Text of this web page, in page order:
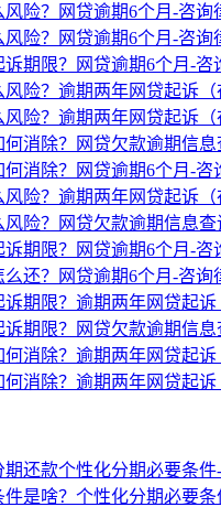
险？网贷逾期6个月-咨询
险？网贷逾期6个月-咨询
期限？网贷逾期6个月-咨
险？逾期两年网贷起诉（
险？逾期两年网贷起诉（
消除？网贷欠款逾期信息
消除？网贷逾期6个月-咨
险？逾期两年网贷起诉（
险？网贷欠款逾期信息查
期限？网贷逾期6个月-咨
还？网贷逾期6个月-咨询
期限？逾期两年网贷起诉
期限？网贷欠款逾期信息
消除？逾期两年网贷起诉
消除？逾期两年网贷起诉
还款个性化分期必要条件
是啥？个性化分期必要条